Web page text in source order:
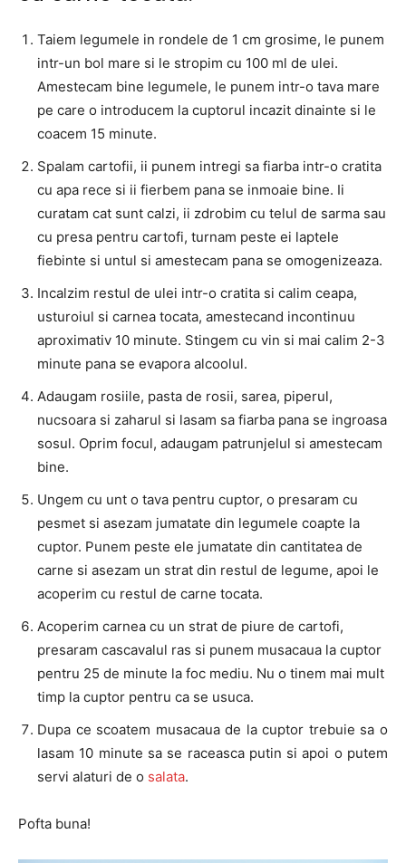
Taiem legumele in rondele de 1 cm grosime, le punem
intr-un bol mare si le stropim cu 100 ml de ulei.
Amestecam bine legumele, le punem intr-o tava mare
pe care o introducem la cuptorul incazit dinainte si le
coacem 15 minute.
Spalam cartofii, ii punem intregi sa fiarba intr-o cratita
cu apa rece si ii fierbem pana se inmoaie bine. Ii
curatam cat sunt calzi, ii zdrobim cu telul de sarma sau
cu presa pentru cartofi, turnam peste ei laptele
fiebinte si untul si amestecam pana se omogenizeaza.
Incalzim restul de ulei intr-o cratita si calim ceapa,
usturoiul si carnea tocata, amestecand incontinuu
aproximativ 10 minute. Stingem cu vin si mai calim 2-3
minute pana se evapora alcoolul.
Adaugam rosiile, pasta de rosii, sarea, piperul,
nucsoara si zaharul si lasam sa fiarba pana se ingroasa
sosul. Oprim focul, adaugam patrunjelul si amestecam
bine.
Ungem cu unt o tava pentru cuptor, o presaram cu
pesmet si asezam jumatate din legumele coapte la
cuptor. Punem peste ele jumatate din cantitatea de
carne si asezam un strat din restul de legume, apoi le
acoperim cu restul de carne tocata.
Acoperim carnea cu un strat de piure de cartofi,
presaram cascavalul ras si punem musacaua la cuptor
pentru 25 de minute la foc mediu. Nu o tinem mai mult
timp la cuptor pentru ca se usuca.
Dupa ce scoatem musacaua de la cuptor trebuie sa o
lasam 10 minute sa se raceasca putin si apoi o putem
servi alaturi de o salata.
Pofta buna!